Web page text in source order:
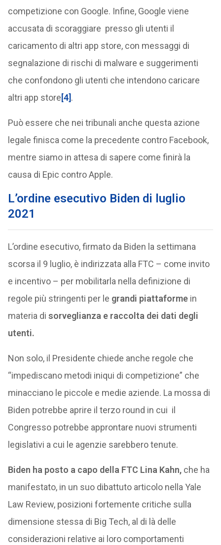
competizione con Google. Infine, Google viene
accusata di scoraggiare presso gli utenti il
caricamento di altri app store, con messaggi di
segnalazione di rischi di malware e suggerimenti
che confondono gli utenti che intendono caricare
altri app store[4].
Può essere che nei tribunali anche questa azione
legale finisca come la precedente contro Facebook,
mentre siamo in attesa di sapere come finirà la
causa di Epic contro Apple.
L’ordine esecutivo Biden di luglio
2021
L’ordine esecutivo, firmato da Biden la settimana
scorsa il 9 luglio, è indirizzata alla FTC – come invito
e incentivo – per mobilitarla nella definizione di
regole più stringenti per le grandi piattaformein
materia di sorveglianza e raccolta dei dati degli
utenti.
Non solo, il Presidente chiede anche regole che
“impediscano metodi iniqui di competizione” che
minacciano le piccole e medie aziende. La mossa di
Biden potrebbe aprire il terzo round in cui il
Congresso potrebbe approntare nuovi strumenti
legislativi a cui le agenzie sarebbero tenute.
Biden ha posto a capo della FTC Lina Kahn,che ha
manifestato, in un suo dibattuto articolo nella Yale
Law Review, posizioni fortemente critiche sulla
dimensione stessa di Big Tech, al di là delle
considerazioni relative ai loro comportamenti